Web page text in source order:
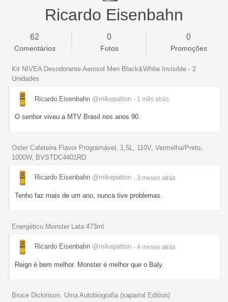
Ricardo Eisenbahn
62
Comentários
0
Fotos
0
Promoções
Kit NIVEA Desodorante Aerosol Men Black&White Invisible - 2
Unidades
Ricardo Eisenbahn @mikepatton - 1 mês atrás
O senhor viveu a MTV Brasil nos anos 90.
Oster Cafeteira Flavor Programável, 1,5L, 110V, Vermelha/Preto,
1000W, BVSTDC4401RD
Ricardo Eisenbahn @mikepatton - 3 meses atrás
Tenho faz mais de um ano, nunca tive problemas.
Energético Monster Lata 473ml
Ricardo Eisenbahn @mikepatton - 4 meses atrás
Reign é bem melhor. Monster é melhor que o Baly.
Bruce Dickinson. Uma Autobiografia (xaparral Edition)